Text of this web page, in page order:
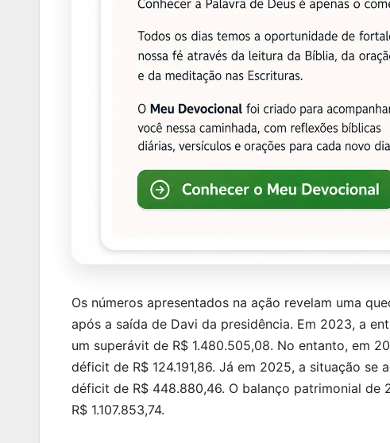
Os números apresentados na ação revelam uma
após a saída de Davi da presidência. Em 2023, a
um superávit de R$ 1.480.505,08. No entanto, em
déficit de R$ 124.191,86. Já em 2025, a situação
déficit de R$ 448.880,46. O balanço patrimonial
R$ 1.107.853,74.